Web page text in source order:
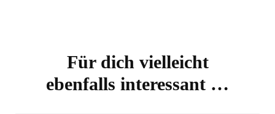
Für dich vielleicht
ebenfalls interessant …